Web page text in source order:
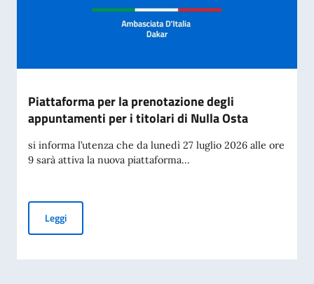
Piattaforma per la prenotazione degli
appuntamenti per i titolari di Nulla Osta
si informa l’utenza che da lunedì 27 luglio 2026 alle ore
9 sarà attiva la nuova piattaforma...
LeggiPiattaforma per la prenotazione degli appuntamenti per i